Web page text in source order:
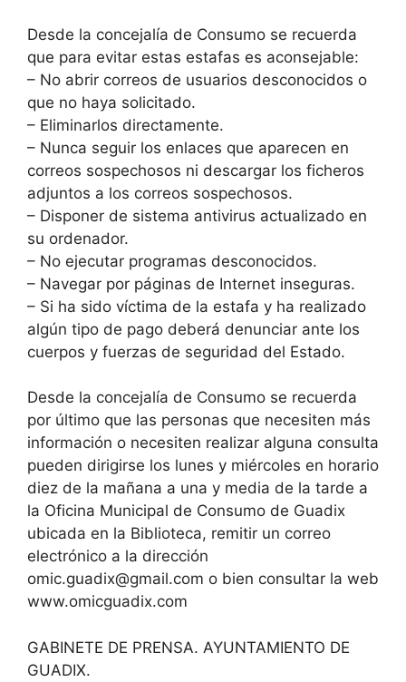
Desde la concejalía de Consumo se recuerda
que para evitar estas estafas es aconsejable:
– No abrir correos de usuarios desconocidos o
que no haya solicitado.
– Eliminarlos directamente.
– Nunca seguir los enlaces que aparecen en
correos sospechosos ni descargar los ficheros
adjuntos a los correos sospechosos.
– Disponer de sistema antivirus actualizado en
su ordenador.
– No ejecutar programas desconocidos.
– Navegar por páginas de Internet inseguras.
– Si ha sido víctima de la estafa y ha realizado
algún tipo de pago deberá denunciar ante los
cuerpos y fuerzas de seguridad del Estado.
Desde la concejalía de Consumo se recuerda
por último que las personas que necesiten más
información o necesiten realizar alguna consulta
pueden dirigirse los lunes y miércoles en horario
diez de la mañana a una y media de la tarde a
la Oficina Municipal de Consumo de Guadix
ubicada en la Biblioteca, remitir un correo
electrónico a la dirección
omic.guadix@gmail.com o bien consultar la web
www.omicguadix.com
GABINETE DE PRENSA. AYUNTAMIENTO DE
GUADIX.